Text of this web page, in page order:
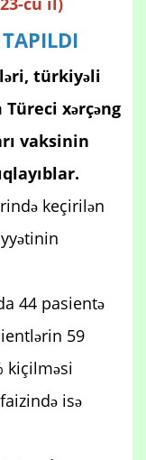
türkiyəli
xərçəng
vaksinin
keçirilən
44 pasientə
59
kiçilməsi
isə